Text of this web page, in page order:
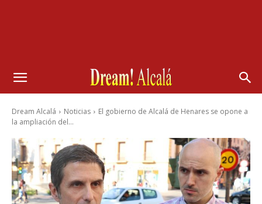
Dream Alcalá Noticias
El gobierno de Alcalá de Henares se opone a
la ampliación del...